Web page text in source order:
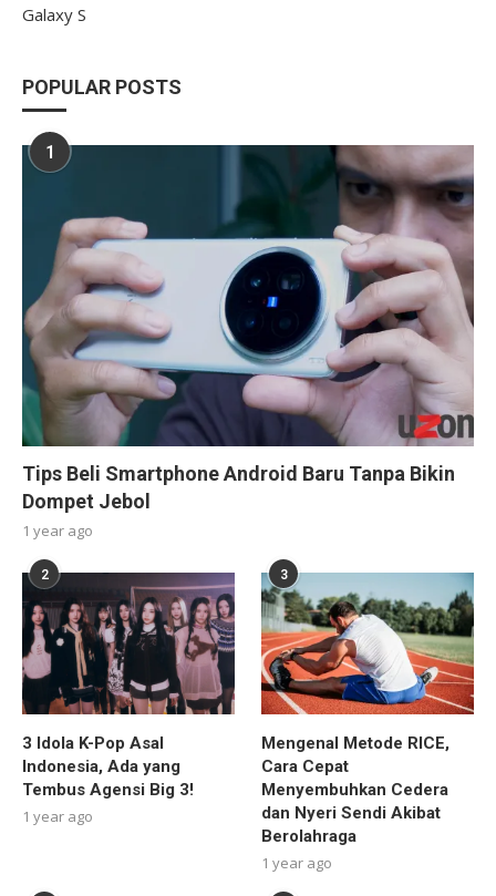
Galaxy S
POPULAR POSTS
1
Tips Beli Smartphone Android Baru Tanpa Bikin
Dompet Jebol
1 year ago
2
3 Idola K-Pop Asal
Indonesia, Ada yang
Tembus Agensi Big 3!
1 year ago
3
Mengenal Metode RICE,
Cara Cepat
Menyembuhkan Cedera
dan Nyeri Sendi Akibat
Berolahraga
1 year ago